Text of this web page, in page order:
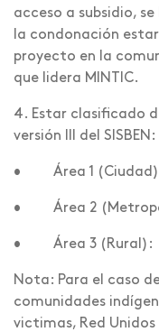
acceso a subsidio,
la condonación
proyecto en la
que lidera MINTIC.
4. Estar clasificado
versión III del SISBEN:
• Área 1
• Área 2
• Área 3 (Rural):
Nota: Para el caso
comunidades
victimas, Red